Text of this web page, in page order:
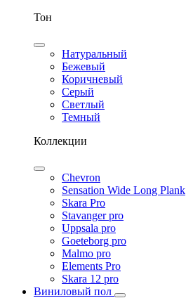
Тон
Натуральный
Бежевый
Коричневый
Серый
Светлый
Темный
Коллекции
Chevron
Sensation Wide Long Plank
Skara Pro
Stavanger pro
Uppsala pro
Goeteborg pro
Malmo pro
Elements Pro
Skara 12 pro
Виниловый пол